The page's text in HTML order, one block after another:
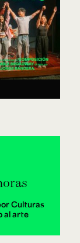
Culturas
al arte